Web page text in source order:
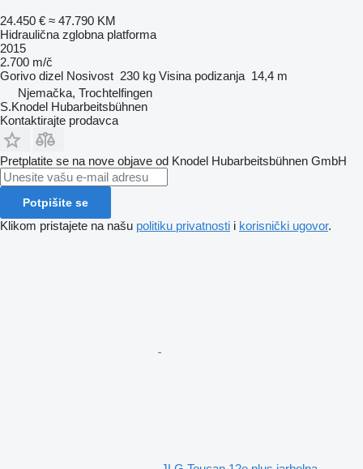
24.450 € ≈ 47.790 KM
Hidraulična zglobna platforma
2015
2.700 m/č
Gorivo dizel Nosivost 230 kg Visina podizanja 14,4 m
Njemačka, Trochtelfingen
S.Knodel Hubarbeitsbühnen
Kontaktirajte prodavca
Pretplatite se na nove objave od Knodel Hubarbeitsbühnen GmbH
Potpišite se
Klikom pristajete na našu politiku privatnosti i korisnički ugovor.